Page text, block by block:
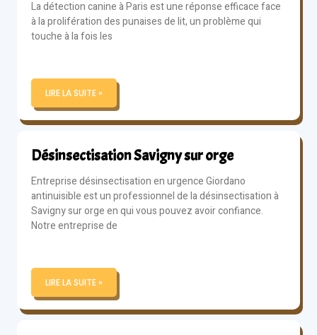
La détection canine à Paris est une réponse efficace face
à la prolifération des punaises de lit, un problème qui
touche à la fois les
LIRE LA SUITE »
Désinsectisation Savigny sur orge
Entreprise désinsectisation en urgence Giordano
antinuisible est un professionnel de la désinsectisation à
Savigny sur orge en qui vous pouvez avoir confiance.
Notre entreprise de
LIRE LA SUITE »